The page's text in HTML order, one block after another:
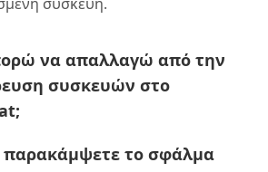
να απαλλαγώ από την
συσκευών στο
το σφάλμα